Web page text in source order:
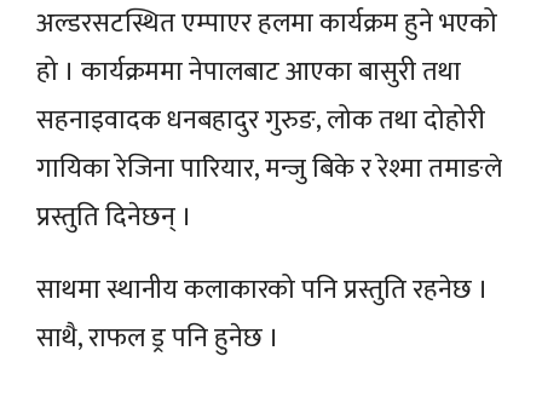
अल्डरसटस्थित एम्पाएर हलमा कार्यक्रम हुने भएको
हो । कार्यक्रममा नेपालबाट आएका बासुरी तथा
सहनाइवादक धनबहादुर गुरुङ, लोक तथा दोहोरी
गायिका रेजिना पारियार, मन्जु बिके र रेश्मा तमाङले
प्रस्तुति दिनेछन् ।
साथमा स्थानीय कलाकारको पनि प्रस्तुति रहनेछ ।
साथै, राफल ड्र पनि हुनेछ ।